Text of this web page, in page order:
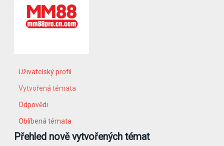
Uživatelský profil
Vytvořená témata
Odpovědi
Oblíbená témata
Přehled nově vytvořených témat